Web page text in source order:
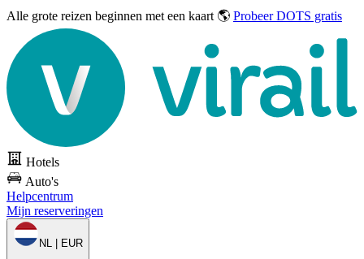
Alle grote reizen beginnen met een kaart 🌎 Probeer DOTS gratis
Hotels
Auto's
Helpcentrum
Mijn reserveringen
NL | EUR